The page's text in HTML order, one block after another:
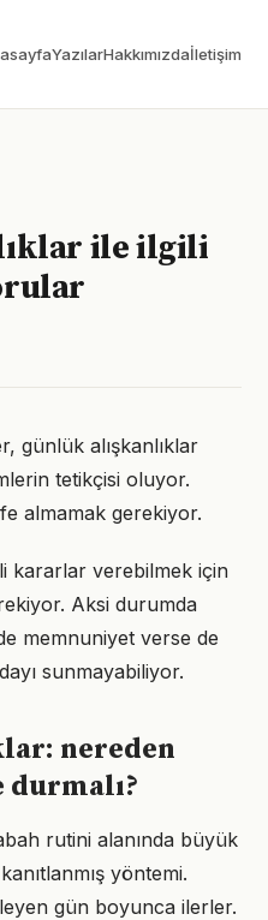
YazılarHakkımızdaİletişim
ile ilgili
günlük alışkanlıklar
tetikçisi oluyor.
almamak gerekiyor.
kararlar verebilmek için
Aksi durumda
memnuniyet verse de
sunmayabiliyor.
nereden
durmalı?
rutini alanında büyük
yöntemi.
gün boyunca ilerler.